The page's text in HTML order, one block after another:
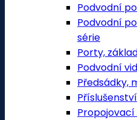
Podvodní
Podvodní
série
Porty,
Podvodní
Předsádky,
Příslušenství